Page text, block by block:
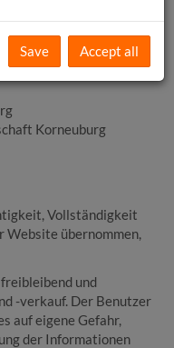
Korneuburg
Vollständigkeit
Website übernommen,
und
-verkauf. Der Benutzer
auf eigene Gefahr,
der Informationen
Save Accept all